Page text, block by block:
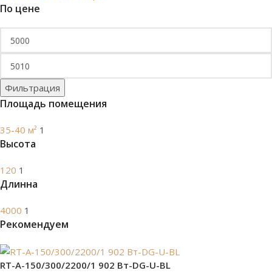
По цене
Фильтрация
Площадь помещения
35-40 м² 1
Высота
120 1
Длинна
4000 1
Рекомендуем
RT-A-150/300/2200/1 902 Вт-DG-U-BL